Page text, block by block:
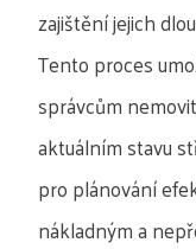
zajištění jejich
Tento proces
správcům
aktuálním stavu
pro plánování
nákladným a